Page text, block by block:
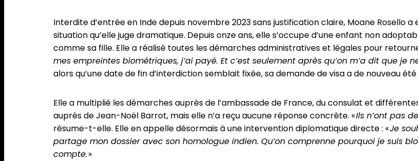
Interdite d’entrée en Inde depuis novembre 2023 sans justification claire, Moane Rosello
situation qu’elle juge dramatique. Depuis onze ans, elle s’occupe d’une enfant non
comme sa fille. Elle a réalisé toutes les démarches administratives et légales pour
mes empreintes biométriques, j’ai payé. Et c’est seulement après qu’on m’a dit que je
alors qu’une date de fin d’interdiction semblait fixée, sa demande de visa a de nouveau
Elle a multiplié les démarches auprès de l’ambassade de France, du consulat et
auprès de Jean-Noël Barrot, mais elle n’a reçu aucune réponse concrète. «Ils n’ont pas
résume-t-elle. Elle en appelle désormais à une intervention diplomatique directe : «Je
partage mon dossier avec son homologue indien. Qu’on comprenne pourquoi je suis
compte.»